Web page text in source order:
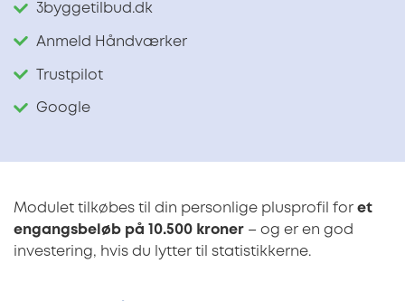
3byggetilbud.dk
Anmeld Håndværker
Trustpilot
Google
Modulet tilkøbes til din personlige plusprofil for et
engangsbeløb på 10.500 kroner – og er en god
investering, hvis du lytter til statistikkerne.